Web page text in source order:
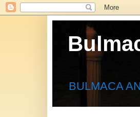
BULMACA